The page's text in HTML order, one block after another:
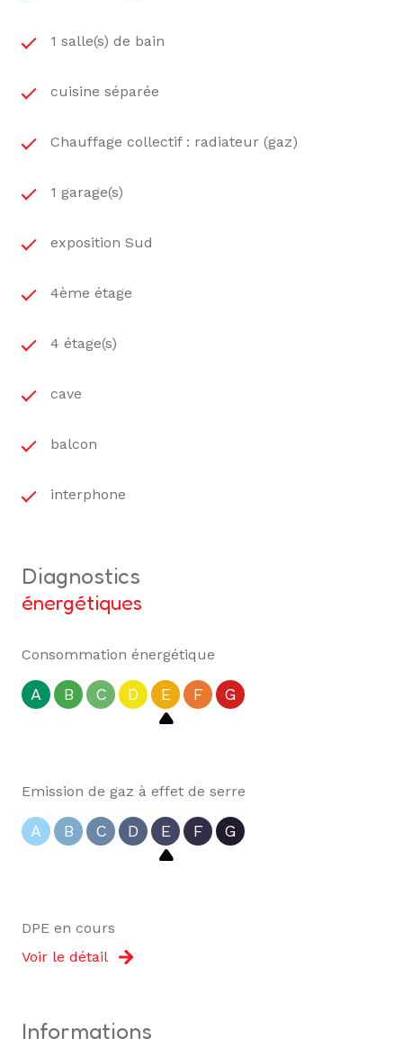
1 salle(s) de bain
cuisine séparée
Chauffage collectif : radiateur (gaz)
1 garage(s)
exposition Sud
4ème étage
4 étage(s)
cave
balcon
interphone
diagnostics
énergétiques
Consommation énergétique
A B C D E F G
Emission de gaz à effet de serre
A B C D E F G
DPE en cours
Voir le détail
informations